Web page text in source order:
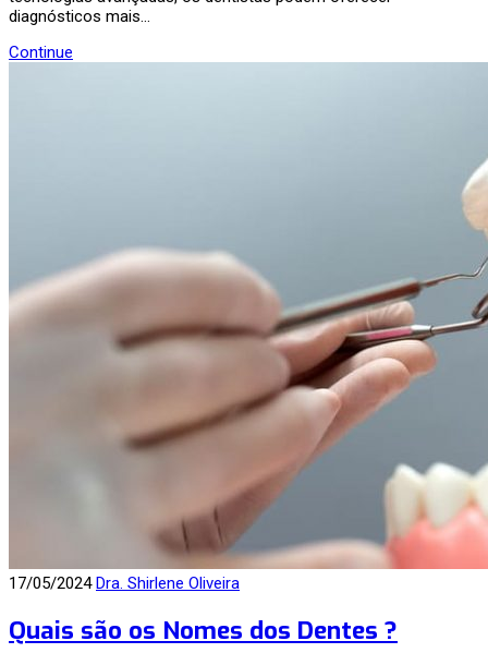
diagnósticos mais…
Continue
17/05/2024 Dra. Shirlene Oliveira
Quais são os Nomes dos Dentes ?